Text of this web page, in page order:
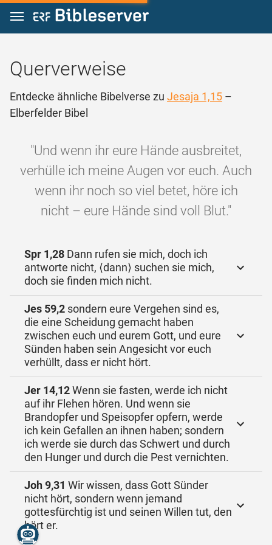
Zum Inhalt springen
Querverweise
Entdecke ähnliche Bibelverse zu Jesaja 1,15 –
Elberfelder Bibel
"Und wenn ihr eure Hände ausbreitet,
verhülle ich meine Augen vor euch. Auch
wenn ihr noch so viel betet, höre ich
nicht – eure Hände sind voll Blut."
Spr 1,28 Dann rufen sie mich, doch ich
antworte nicht, ⟨dann⟩ suchen sie mich,
doch sie finden mich nicht.
Jes 59,2 sondern eure Vergehen sind es,
die eine Scheidung gemacht haben
zwischen euch und eurem Gott, und eure
Sünden haben sein Angesicht vor euch
verhüllt, dass er nicht hört.
Jer 14,12Wenn sie fasten, werde ich nicht
auf ihr Flehen hören. Und wenn sie
Brandopfer und Speisopfer opfern, werde
ich kein Gefallen an ihnen haben; sondern
ich werde sie durch das Schwert und durch
den Hunger und durch die Pest vernichten.
Joh 9,31 Wir wissen, dass Gott Sünder
nicht hört, sondern wenn jemand
gottesfürchtig ist und seinen Willen tut, den
hört er.